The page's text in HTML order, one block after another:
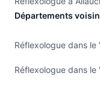
Départements
Réflexologue dans le
Réflexologue dans le